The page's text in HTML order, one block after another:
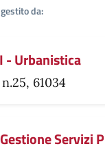
da:
- Urbanistica
61034
Servizi